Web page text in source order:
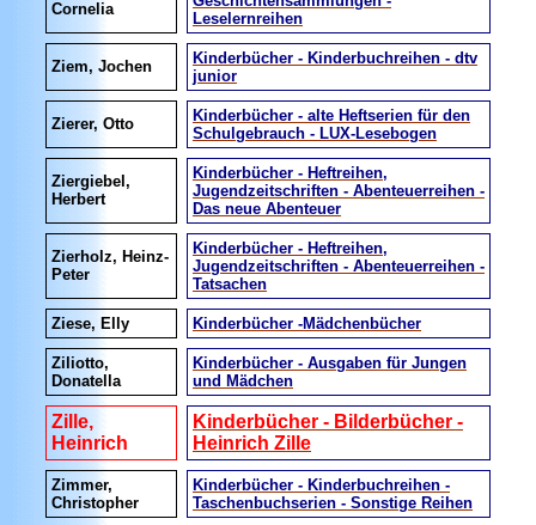
Cornelia
Leselernreihen
Ziem, Jochen
Kinderbücher - Kinderbuchreihen - dtv
junior
Zierer, Otto
Kinderbücher - alte Heftserien für den
Schulgebrauch - LUX-Lesebogen
Ziergiebel,
Herbert
Kinderbücher - Heftreihen,
Jugendzeitschriften - Abenteuerreihen -
Das neue Abenteuer
Zierholz, Heinz-
Peter
Kinderbücher - Heftreihen,
Jugendzeitschriften - Abenteuerreihen -
Tatsachen
Ziese, Elly Kinderbücher -Mädchenbücher
Ziliotto,
Donatella
Kinderbücher - Ausgaben für Jungen
und Mädchen
Zille,
Heinrich
Kinderbücher - Bilderbücher -
Heinrich Zille
Zimmer,
Christopher
Kinderbücher - Kinderbuchreihen -
Taschenbuchserien - Sonstige Reihen